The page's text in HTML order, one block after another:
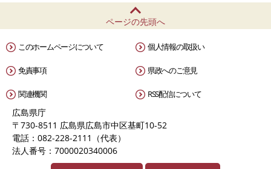
ページの先頭へ
このホームページについて 個人情報の取扱い
免責事項 県政へのご意見
関連機関 RSS配信について
広島県庁
〒730-8511 広島県広島市中区基町10-52
電話：082-228-2111（代表）
法人番号：7000020340006